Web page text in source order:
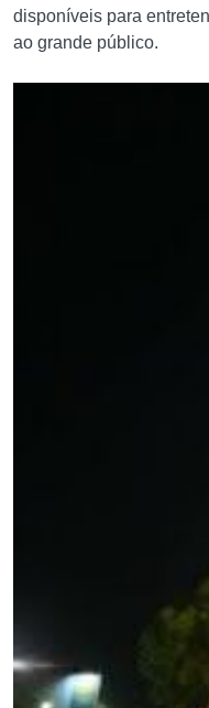
disponíveis para
ao grande público.